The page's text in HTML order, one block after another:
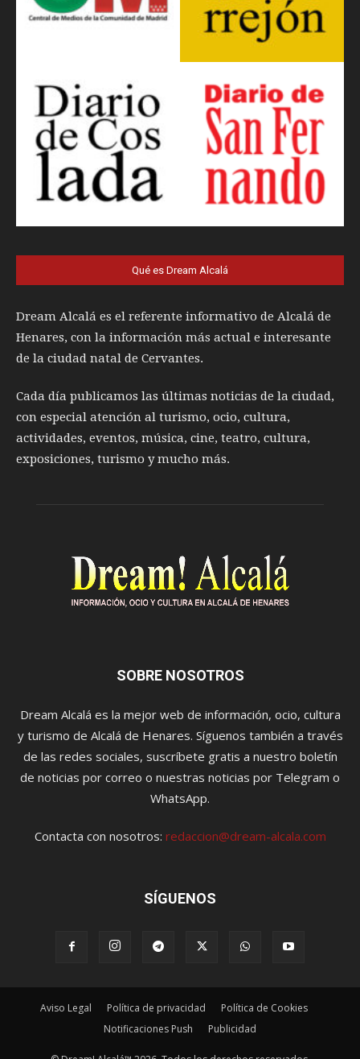
Qué es Dream Alcalá
Dream Alcalá es el referente informativo de Alcalá de
Henares, con la información más actual e interesante
de la ciudad natal de Cervantes.
Cada día publicamos las últimas noticias de la ciudad,
con especial atención al turismo, ocio, cultura,
actividades, eventos, música, cine, teatro, cultura,
exposiciones, turismo y mucho más.
SOBRE NOSOTROS
Dream Alcalá es la mejor web de información, ocio, cultura
y turismo de Alcalá de Henares. Síguenos también a través
de las redes sociales, suscríbete gratis a nuestro boletín
de noticias por correo o nuestras noticias por Telegram o
WhatsApp.
Contacta con nosotros: redaccion@dream-alcala.com
SÍGUENOS
Aviso Legal Política de privacidad
Política de Cookies
Notificaciones Push
Publicidad